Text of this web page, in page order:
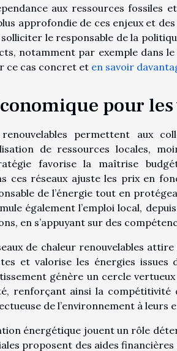
aux ressources fossiles
approfondie de ces enjeux et
le responsable de la
notamment par exemple dans
ce cas concret et en savoir
pour
permettent aux
de ressources locales,
favorise la maîtrise
ces réseaux ajuste les prix en
de l’énergie tout en
également l’emploi local,
en s’appuyant sur des
de chaleur renouvelables
et valorise les énergies issues
génère un cercle
renforçant ainsi la
de l’environnement à leurs
énergétique jouent un rôle
proposent des aides